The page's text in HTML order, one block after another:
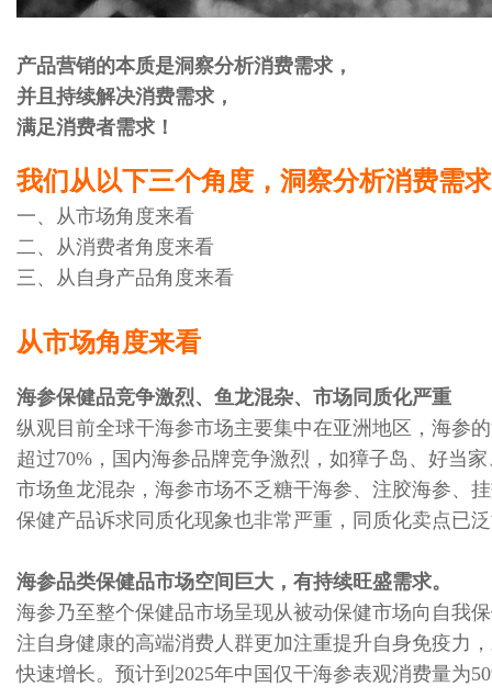
产品营销的本质是洞察分析消费需求，
并且持续解决消费需求，
满足消费者需求！
我们从以下三个角度，洞察分析消费需
一、从市场角度来看
二、从消费者角度来看
三、从自身产品角度来看
从市场角度来看
海参保健品竞争激烈、鱼龙混杂、市场同质化严重
纵观目前全球干海参市场主要集中在亚洲地区，海参
超过70%，国内海参品牌竞争激烈，如獐子岛、好当
市场鱼龙混杂，海参市场不乏糖干海参、注胶海参、
保健产品诉求同质化现象也非常严重，同质化卖点已
海参品类保健品市场空间巨大，有持续旺盛需求。
海参乃至整个保健品市场呈现从被动保健市场向自我
注自身健康的高端消费人群更加注重提升自身免疫力
快速增长。预计到2025年中国仅干海参表观消费量为